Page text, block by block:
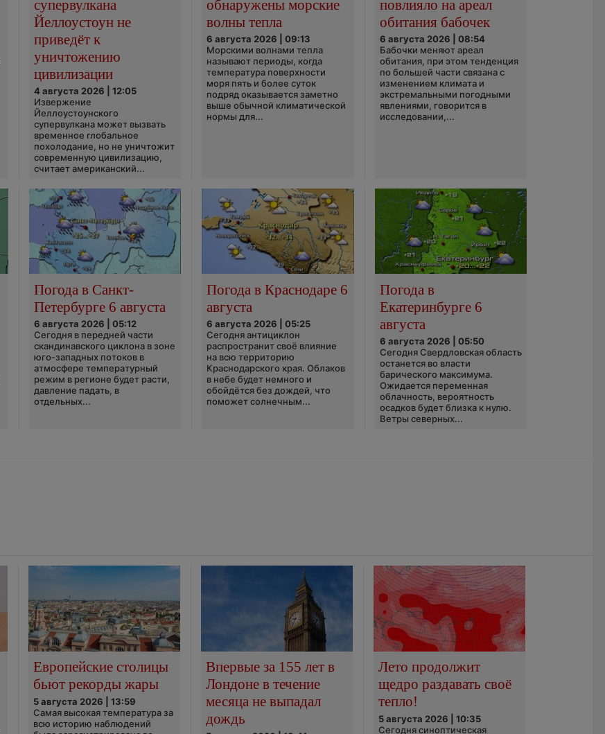
супервулкана
Йеллоустоун не
приведёт к
уничтожению
цивилизации
4 августа 2026 | 12:05
Извержение
Йеллоустоунского
супервулкана может вызвать
временное глобальное
похолодание, но не уничтожит
современную цивилизацию,
считает американский...
обнаружены морские
волны тепла
6 августа 2026 | 09:13
Морскими волнами тепла
называют периоды, когда
температура поверхности
моря пять и более суток
подряд оказывается заметно
выше обычной климатической
нормы для...
повлияло на ареал
обитания бабочек
6 августа 2026 | 08:54
Бабочки меняют ареал
обитания, при этом тенденция
по большей части связана с
изменением климата и
экстремальными погодными
явлениями, говорится в
исследовании,...
Погода в Санкт-
Петербурге 6 августа
6 августа 2026 | 05:12
Сегодня в передней части
скандинавского циклона в зоне
юго-западных потоков в
атмосфере температурный
режим в регионе будет расти,
давление падать, в
отдельных...
Погода в Краснодаре 6
августа
6 августа 2026 | 05:25
Сегодня антициклон
распространит своё влияние
на всю территорию
Краснодарского края. Облаков
в небе будет немного и
обойдётся без дождей, что
поможет солнечным...
Погода в
Екатеринбурге 6
августа
6 августа 2026 | 05:50
Сегодня Свердловская область
останется во власти
барического максимума.
Ожидается переменная
облачность, вероятность
осадков будет близка к нулю.
Ветры северных...
Европейские столицы
бьют рекорды жары
5 августа 2026 | 13:59
Самая высокая температура за
всю историю наблюдений
Впервые за 155 лет в
Лондоне в течение
месяца не выпадал
дождь
Лето продолжит
щедро раздавать своё
тепло!
5 августа 2026 | 10:35
Сегодня синоптическая